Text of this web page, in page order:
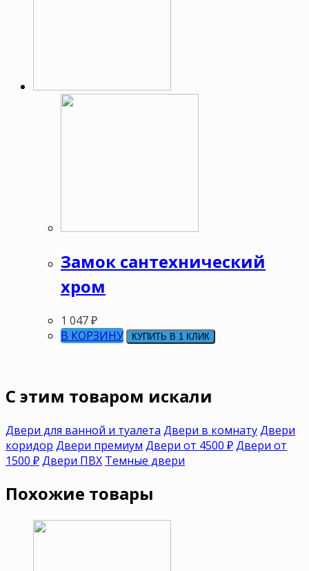
Замок сантехнический
хром
1 047₽
В КОРЗИНУ
КУПИТЬ В 1 КЛИК
C этим товаром искали
Двери для ванной и туалета Двери в комнатуДвери
коридор Двери премиум Двери от 4500 ₽Двери от
1500 ₽Двери ПВХ Темные двери
Похожие товары